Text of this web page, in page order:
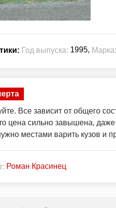
Год выпуска: 1995, Марка:
Все зависит от общего
цена сильно завышена,
местами варить кузов и
Роман Красинец